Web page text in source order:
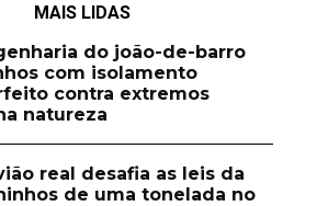
MAIS LIDAS
do joão-de-barro
com isolamento
contra extremos
natureza
real desafia as leis da
de uma tonelada no